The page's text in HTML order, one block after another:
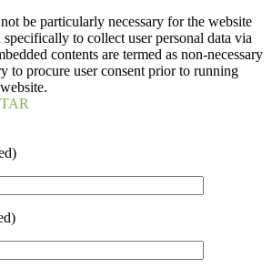
be particularly necessary for the website
to collect user personal data via
contents are termed as non-necessary
to procure user consent prior to running